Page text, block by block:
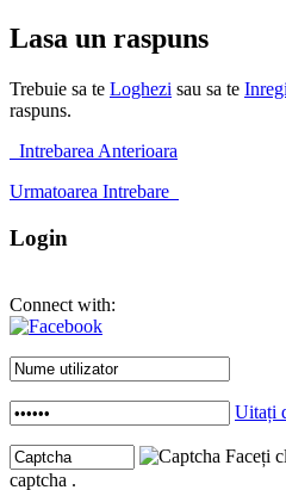
Lasa un raspuns
Trebuie sa te Loghezi sau sa te
raspuns.
Intrebarea Anterioara
Urmatoarea Intrebare
Login
Connect with:
Uitați
Faceți
captcha .